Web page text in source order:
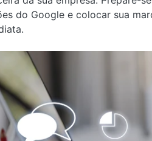
do Google e colocar sua